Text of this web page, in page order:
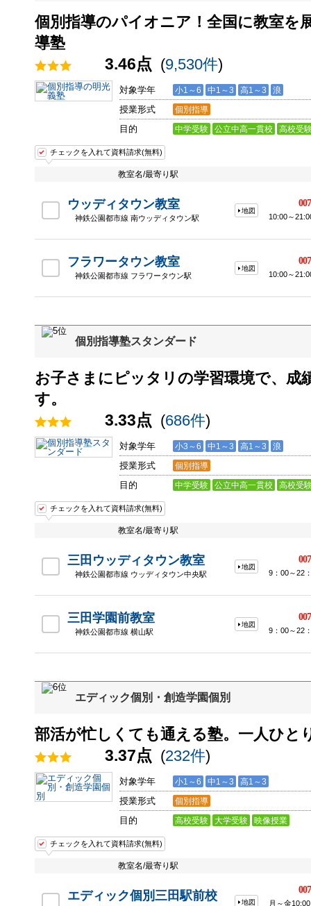
個別指導のパイオニア！全国に教室を
導塾
3.46点 (9,530件)
対象学年 小1～6 中1～3 高1～3 浪
授業形式 個別指導
目的 中学受験 公立中高一貫校 高校受
チェックを入れて資料請求(無料)
教室名/最寄り駅
ウッディタウン教室
神鉄公園都市線 南ウッディタウン駅
地図
10:00～
フラワータウン教室
神鉄公園都市線 フラワータウン駅
地図
10:00～
個別指導塾スタンダード
お子さまにピッタリの学習環境で、成
す。
3.33点 (686件)
対象学年 小3～6 中1～3 高1～3 浪
授業形式 個別指導
目的 中学受験 公立中高一貫校 高校受
チェックを入れて資料請求(無料)
教室名/最寄り駅
三田ウッディタウン教室
神鉄公園都市線 ウッディタウン中央駅
地図
9：00～22
三田学園前教室
神鉄公園都市線 横山駅
地図
9：00～22
エディック個別・創造学園個別
部活が忙しくても通える塾。一人ひと
3.37点 (232件)
対象学年 小1～6 中1～3 高1～3
授業形式 個別指導
目的 高校受験 大学受験 映像授業
チェックを入れて資料請求(無料)
教室名/最寄り駅
エディック個別三田駅前校 地図 月～金